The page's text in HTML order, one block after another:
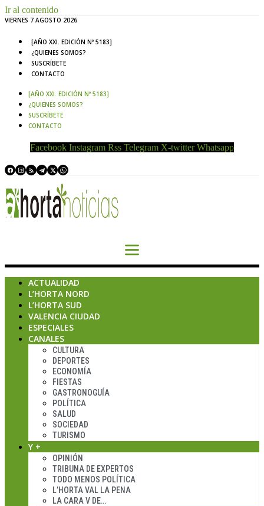
Ir al contenido
VIERNES 7 AGOSTO 2026
[AÑO XXI. EDICIÓN Nº 5183]
¿QUIENES SOMOS?
SUSCRÍBETE
CONTACTO
[AÑO XXI. EDICIÓN Nº 5183]
¿QUIENES SOMOS?
SUSCRÍBETE
CONTACTO
Facebook Instagram Rss Telegram X-twitter Whatsapp
ACTUALIDAD
L’HORTA NORD
L’HORTA SUD
VALENCIA CIUDAD
ESPECIALES
CANALES
CULTURA
DEPORTES
ECONOMÍA
FIESTAS
GASTRONOGUÍA
POLÍTICA
SALUD
SOCIEDAD
TURISMO
Y +
OPINIÓN
TRIBUNA DE EXPERTOS
TODO MENOS POLÍTICA
L’HORTA VAL LA PENA
LA CARA V DE…